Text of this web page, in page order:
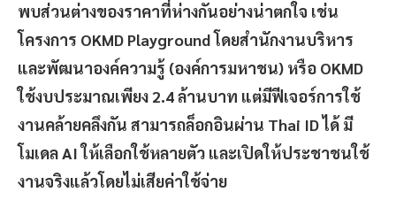
พบส่วนต่างของราคาที่ห่างกันอย่างน่าตกใจ เช่น
โครงการ OKMD Playground โดยสำนักงานบริหาร
และพัฒนาองค์ความรู้ (องค์การมหาชน) หรือ OKMD
ใช้งบประมาณเพียง 2.4 ล้านบาท แต่มีฟีเจอร์การใช้
งานคล้ายคลึงกัน สามารถล็อกอินผ่าน Thai ID ได้ มี
โมเดล AI ให้เลือกใช้หลายตัว และเปิดให้ประชาชนใช้
งานจริงแล้วโดยไม่เสียค่าใช้จ่าย